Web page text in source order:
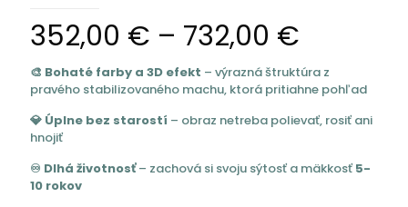
352,00 € – 732,00 €
range:
352,00
through
🎨 Bohaté farby a 3D efekt – výrazná štruktúra z
pravého stabilizovaného machu, ktorá pritiahne pohľad
💎 Úplne bez starostí – obraz netreba polievať, rosiť ani
hnojiť
♾️ Dlhá životnosť– zachová si svoju sýtosť a mäkkosť 5-
10 rokov